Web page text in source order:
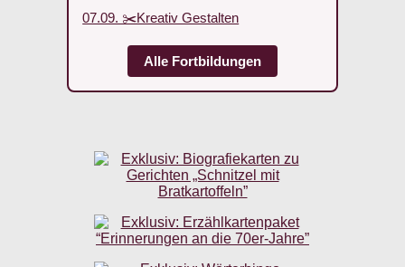
07.09. ✂️Kreativ Gestalten
Alle Fortbildungen